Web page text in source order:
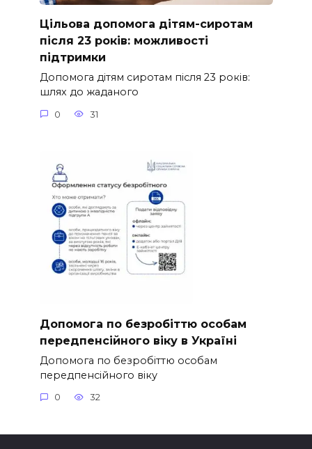
Цільова допомога дітям-сиротам
після 23 років: можливості
підтримки
Допомога дітям сиротам після 23 років:
шлях до жаданого
0 31
Допомога по безробіттю особам
передпенсійного віку в Україні
Допомога по безробіттю особам
передпенсійного віку
0 32